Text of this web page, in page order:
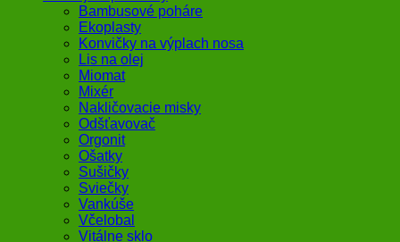
Bambusové poháre
Ekoplasty
Konvičky na výplach nosa
Lis na olej
Miomat
Mixér
Nakličovacie misky
Odšťavovač
Orgonit
Ošatky
Sušičky
Sviečky
Vankúše
Včelobal
Vitálne sklo